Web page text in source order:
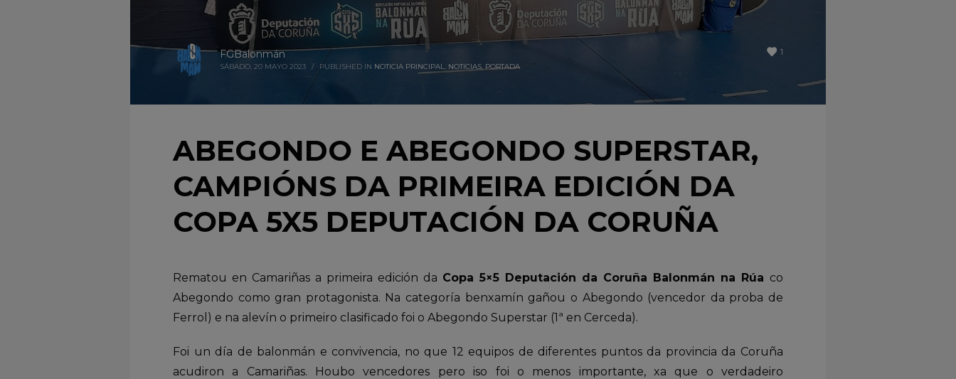
1
FGBalonmán
SÁBADO, 20 MAYO 2023 / PUBLISHED IN NOTICIA PRINCIPAL, NOTICIAS,PORTADA
ABEGONDO E ABEGONDO SUPERSTAR,
CAMPIÓNS DA PRIMEIRA EDICIÓN DA
COPA 5X5 DEPUTACIÓN DA CORUÑA
Rematou en Camariñas a primeira edición da Copa 5×5 Deputación da Coruña Balonmán na Rúa co
Abegondo como gran protagonista. Na categoría benxamín gañou o Abegondo (vencedor da proba de
Ferrol) e na alevín o primeiro clasificado foi o Abegondo Superstar (1ª en Cerceda).
Foi un día de balonmán e convivencia, no que 12 equipos de diferentes puntos da provincia da Coruña
acudiron a Camariñas. Houbo vencedores pero iso foi o menos importante, xa que o verdadeiro